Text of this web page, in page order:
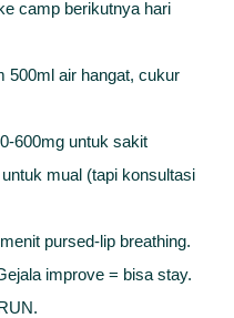
camp berikutnya hari
500ml air hangat, cukur
600mg untuk sakit
mual (tapi konsultasi
pursed-lip breathing.
improve = bisa stay.